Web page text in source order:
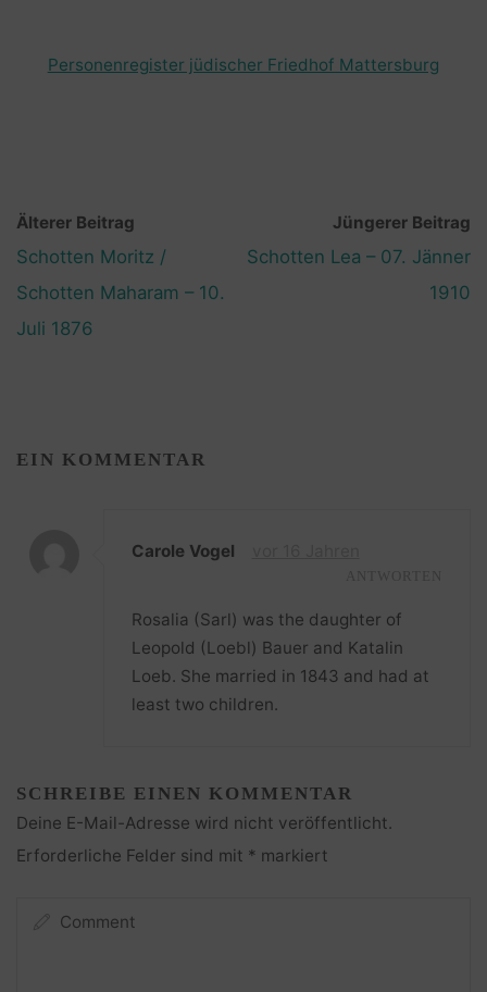
Personenregister jüdischer Friedhof Mattersburg
Älterer Beitrag
Schotten Moritz /
Schotten Maharam – 10.
Juli 1876
Jüngerer Beitrag
Schotten Lea – 07. Jänner
1910
EIN KOMMENTAR
Carole Vogel
Rosalia (Sarl) was the daughter of
Leopold (Loebl) Bauer and Katalin
Loeb. She married in 1843 and had at
least two children.
SCHREIBE EINEN KOMMENTAR
Deine E-Mail-Adresse wird nicht veröffentlicht.
Erforderliche Felder sind mit * markiert